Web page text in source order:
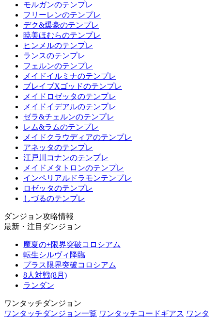
モルガンのテンプレ
フリーレンのテンプレ
デク&爆豪のテンプレ
暁美ほむらのテンプレ
ヒンメルのテンプレ
ランスのテンプレ
フェルンのテンプレ
メイドイルミナのテンプレ
ブレイブXゴッドのテンプレ
メイドロゼッタのテンプレ
メイドイデアルのテンプレ
ゼラ&チェルンのテンプレ
レム&ラムのテンプレ
メイドクラウディアのテンプレ
アネッタのテンプレ
江戸川コナンのテンプレ
メイドメタトロンのテンプレ
インペリアルドラモンテンプレ
ロゼッタのテンプレ
しづるのテンプレ
ダンジョン攻略情報
最新・注目ダンジョン
魔夏の+限界突破コロシアム
転生シルヴィ降臨
プラス限界突破コロシアム
8人対戦(8月)
ランダン
ワンタッチダンジョン
ワンタッチダンジョン一覧 ワンタッチコードギアス ワンタ